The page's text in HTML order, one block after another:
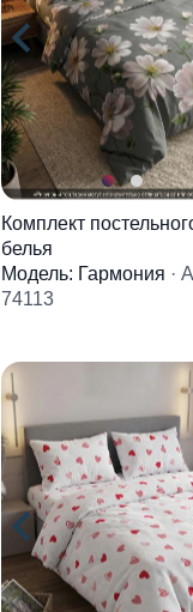
Комплект
белья
Модель: Гармония ·
74113